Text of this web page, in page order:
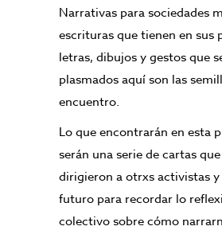
Narrativas para sociedades
escrituras que tienen en sus
letras, dibujos y gestos que
plasmados aquí son las
encuentro.
Lo que encontrarán en esta
serán una serie de cartas
dirigieron a otrxs activistas y
futuro para recordar lo
colectivo sobre cómo